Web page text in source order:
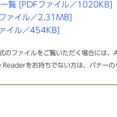
覧 [PDFファイル／1020KB]
ァイル／2.31MB]
イル／454KB]
のファイルをご覧いただく場合には
をお持ちでない方は、バナーの